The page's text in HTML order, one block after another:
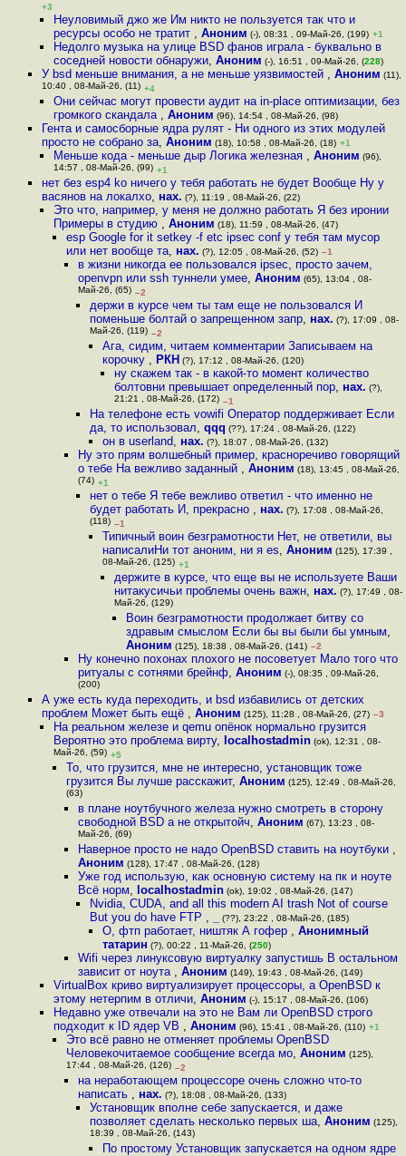
+3
Неуловимый джо же Им никто не пользуется так что и
ресурсы особо не тратит ,Аноним (-), 08:31 , 09-Май-26, (199) +1
Недолго музыка на улице BSD фанов играла - буквально в
соседней новости обнаружи,Аноним (-), 16:51 , 09-Май-26, (228)
У bsd меньше внимания, а не меньше уязвимостей , Аноним (11),
10:40 , 08-Май-26, (11) +4
Они сейчас могут провести аудит на in-place оптимизации, без
громкого скандала ,Аноним (96), 14:54 , 08-Май-26, (98)
Гента и самосборные ядра рулят - Ни одного из этих модулей
просто не собрано за, Аноним (18), 10:58 , 08-Май-26, (18) +1
Меньше кода - меньше дыр Логика железная ,Аноним (96),
14:57 , 08-Май-26, (99) +1
нет без esp4 ko ничего у тебя работать не будет Вообще Ну у
васянов на локалхо, нах. (?), 11:19 , 08-Май-26, (22)
Это что, например, у меня не должно работать Я без иронии
Примеры в студию ,Аноним (18), 11:59 , 08-Май-26, (47)
esp Google for it setkey -f etc ipsec conf у тебя там мусор
или нет вообще та, нах. (?), 12:05 , 08-Май-26, (52) –1
в жизни никогда ее пользовался ipsec, просто зачем,
openvpn или ssh туннели умее, Аноним (65), 13:04 , 08-
Май-26, (65) –2
держи в курсе чем ты там еще не пользовался И
поменьше болтай о запрещенном запр, нах. (?), 17:09 , 08-
Май-26, (119) –2
Ага, сидим, читаем комментарии Записываем на
корочку , РКН (?), 17:12 , 08-Май-26, (120)
ну скажем так - в какой-то момент количество
болтовни превышает определенный пор, нах. (?),
21:21 , 08-Май-26, (172) –1
На телефоне есть vowifi Оператор поддерживает Если
да, то использовал,qqq (??), 17:24 , 08-Май-26, (122)
он в userland, нах. (?), 18:07 , 08-Май-26, (132)
Ну это прям волшебный пример, красноречиво говорящий
о тебе На вежливо заданный , Аноним (18), 13:45 , 08-Май-26,
(74) +1
нет о тебе Я тебе вежливо ответил - что именно не
будет работать И, прекрасно , нах. (?), 17:08 , 08-Май-26,
(118) –1
Типичный воин безграмотности Нет, не ответили, вы
написалиНи тот аноним, ни я es, Аноним (125), 17:39 ,
08-Май-26, (125) +1
держите в курсе, что еще вы не используете Ваши
нитакусичьи проблемы очень важн, нах. (?), 17:49 , 08-
Май-26, (129)
Воин безграмотности продолжает битву со
здравым смыслом Если бы вы были бы умным,
Аноним (125), 18:38 , 08-Май-26, (141) –2
Ну конечно похонах плохого не посоветует Мало того что
ритуалы с сотнями брейнф, Аноним (-), 08:35 , 09-Май-26,
(200)
А уже есть куда переходить, и bsd избавились от детских
проблем Может быть ещё , Аноним (125), 11:28 , 08-Май-26, (27) –3
На реальном железе и qemu опёнок нормально грузится
Вероятно это проблема вирту, localhostadmin (ok), 12:31 , 08-
Май-26, (59) +5
То, что грузится, мне не интересно, установщик тоже
грузится Вы лучше расскажит, Аноним (125), 12:49 , 08-Май-26,
(63)
в плане ноутбучного железа нужно смотреть в сторону
свободной BSD а не открытойч, Аноним (67), 13:23 , 08-
Май-26, (69)
Наверное просто не надо OpenBSD ставить на ноутбуки ,
Аноним (128), 17:47 , 08-Май-26, (128)
Уже год использую, как основную систему на пк и ноуте
Всё норм, localhostadmin(ok), 19:02 , 08-Май-26, (147)
Nvidia, CUDA, and all this modern AI trash Not of course
But you do have FTP , (??), 23:22 , 08-Май-26, (185)
О, фтп работает, ништяк А гофер , Анонимный
татарин (?), 00:22 , 11-Май-26, (250)
Wifi через линуксовую виртуалку запустишь В остальном
зависит от ноута , Аноним (149), 19:43 , 08-Май-26, (149)
VirtualBox криво виртуализирует процессоры, а OpenBSD к
этому нетерпим в отличи,Аноним (-), 15:17 , 08-Май-26, (106)
Недавно уже отвечали на это не Вам ли OpenBSD строго
подходит к ID ядер VB ,Аноним (96), 15:41 , 08-Май-26, (110) +1
Это всё равно не отменяет проблемы OpenBSD
Человекочитаемое сообщение всегда мо, Аноним (125),
17:44 , 08-Май-26, (126) –2
на неработающем процессоре очень сложно что-то
написать , нах. (?), 18:08 , 08-Май-26, (133)
Установщик вполне себе запускается, и даже
позволяет сделать несколько первых ша,Аноним (125),
18:39 , 08-Май-26, (143)
По простому Установщик запускается на одном ядре